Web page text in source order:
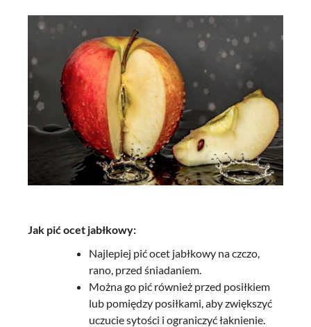
Jak pić ocet jabłkowy:
Najlepiej pić ocet jabłkowy na czczo,
rano, przed śniadaniem.
Można go pić również przed posiłkiem
lub pomiędzy posiłkami, aby zwiększyć
uczucie sytości i ograniczyć łaknienie.